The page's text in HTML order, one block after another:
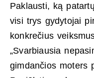
Paklausti, ką
visi trys gydytojai
konkrečius
„Svarbiausia
gimdančios moters